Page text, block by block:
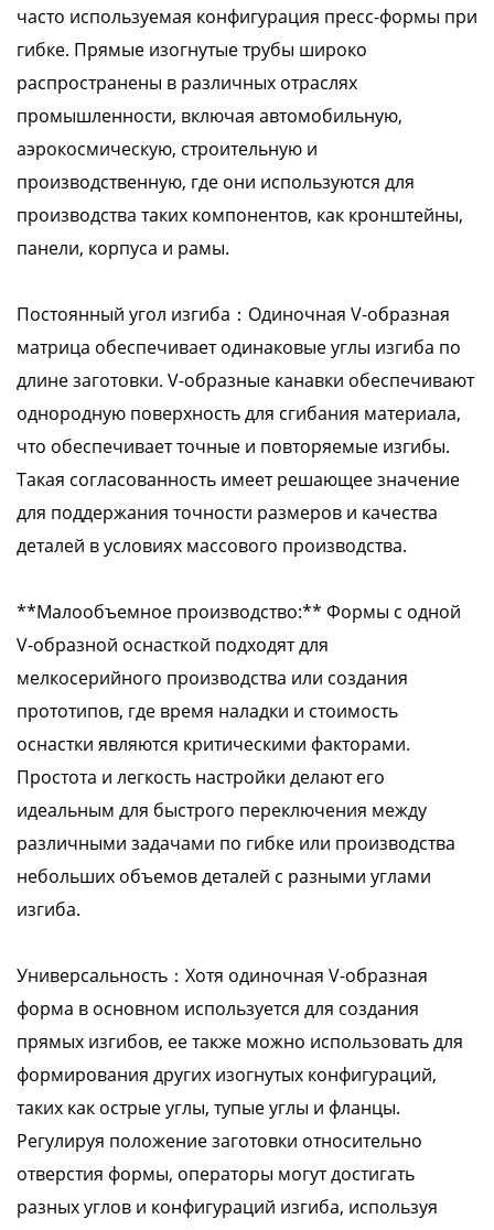
часто используемая конфигурация пресс-формы при
гибке. Прямые изогнутые трубы широко
распространены в различных отраслях
промышленности, включая автомобильную,
аэрокосмическую, строительную и
производственную, где они используются для
производства таких компонентов, как кронштейны,
панели, корпуса и рамы.
Постоянный угол изгиба：Одиночная V-образная
матрица обеспечивает одинаковые углы изгиба по
длине заготовки. V-образные канавки обеспечивают
однородную поверхность для сгибания материала,
что обеспечивает точные и повторяемые изгибы.
Такая согласованность имеет решающее значение
для поддержания точности размеров и качества
деталей в условиях массового производства.
**Малообъемное производство:** Формы с одной
V-образной оснасткой подходят для
мелкосерийного производства или создания
прототипов, где время наладки и стоимость
оснастки являются критическими факторами.
Простота и легкость настройки делают его
идеальным для быстрого переключения между
различными задачами по гибке или производства
небольших объемов деталей с разными углами
изгиба.
Универсальность：Хотя одиночная V-образная
форма в основном используется для создания
прямых изгибов, ее также можно использовать для
формирования других изогнутых конфигураций,
таких как острые углы, тупые углы и фланцы.
Регулируя положение заготовки относительно
отверстия формы, операторы могут достигать
разных углов и конфигураций изгиба, используя